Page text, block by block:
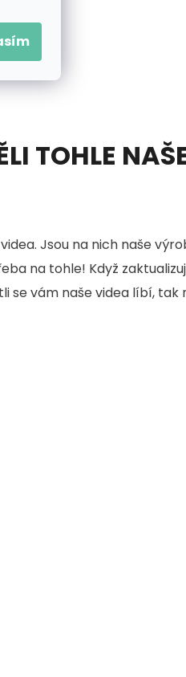
TOHLE
Jsou na nich naše
na tohle! Když
se vám naše videa líbí, tak